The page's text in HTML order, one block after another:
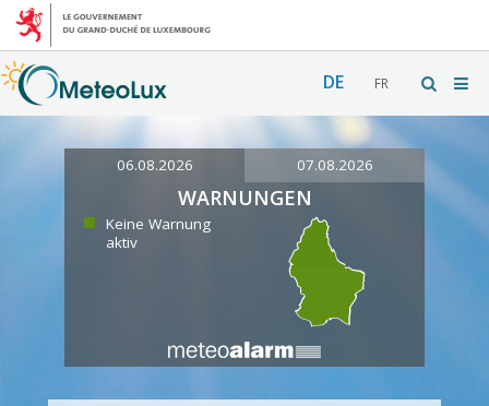
DE FR
06.08.2026 07.08.2026
WARNUNGEN
Keine Warnung
aktiv